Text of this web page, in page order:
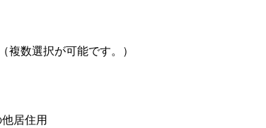
複数選択が可能です。）
居住用